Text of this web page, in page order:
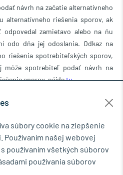
návrh na začatie alternatívneho
alternatívneho riešenia sporov, ak
odpovedal zamietavo alebo na ňu
odo dňa jej odoslania. Odkaz na
riešenia spotrebiteľských sporov,
môže spotrebiteľ podať návrh na
sporov, nájdetu.
predchádzajúce znenia VOP.
Zmena VOP sa nevzťahuje
pred zmenou VOP bez ohľadu
tovaru.
súbory cookie na zlepšenie
našej webovej
používaním všetkých súborov
používania súborov